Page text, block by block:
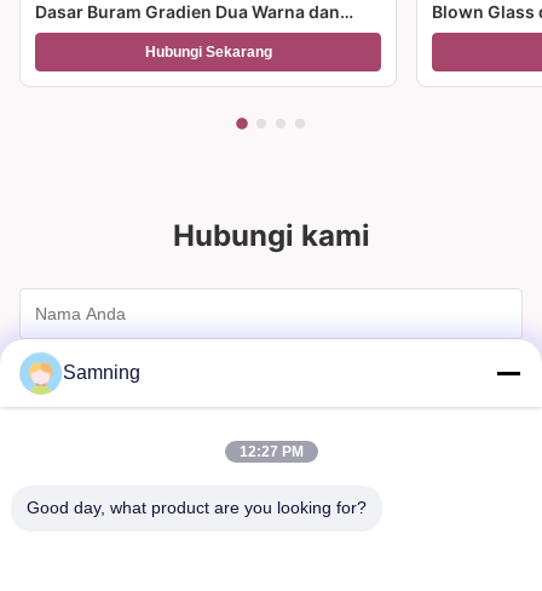
Dasar Buram Gradien Dua Warna dan
Kapasitas 300ml untuk Anggur Koktail
dan Dekorasi RumahHubungi Sekarang
Blown Glass
Multiple
Hubungi kami
Samning
12:27 PM
Good day, what product are you looking for?